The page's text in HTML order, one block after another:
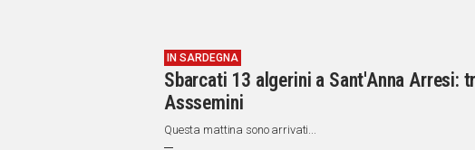
IN SARDEGNA
Sbarcati 13 algerini a Sant'Anna Arresi:
Asssemini
Questa mattina sono arrivati...